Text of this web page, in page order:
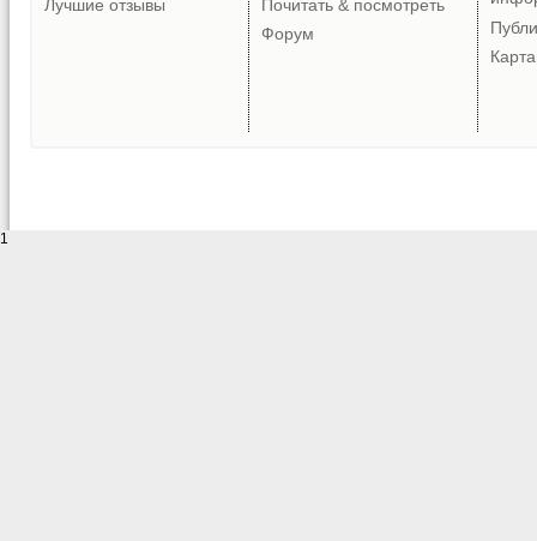
Лучшие отзывы
Почитать & посмотреть
Форум
1